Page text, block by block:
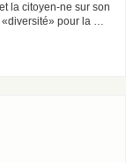
la citoyen-ne sur son
«diversité» pour la …